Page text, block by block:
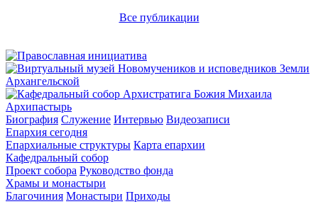
Все публикации
Архипастырь
Биография Служение Интервью Видеозаписи
Епархия сегодня
Епархиальные структуры Карта епархии
Кафедральный собор
Проект собора Руководство фонда
Храмы и монастыри
Благочиния Монастыри Приходы